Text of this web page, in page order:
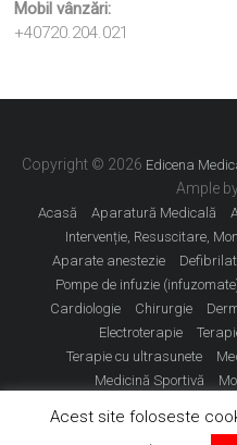
Mobil vânzări:
+40720.204.021
Copyright © 2026 Edicena
Ample
Acasă Aparatură Medicală
Intervenție, Resuscitare,
Aparate anestezie
Pompe de infuzie
Cardiologie
Chirurgie
Electroterapie
Terapie cu ultrasunete
Medicină Sportivă
Dotare Minimă
Acest site foloseste